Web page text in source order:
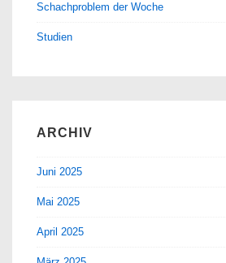
Schachproblem der Woche
Studien
ARCHIV
Juni 2025
Mai 2025
April 2025